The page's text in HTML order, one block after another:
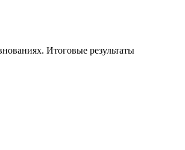
Итоговые результаты